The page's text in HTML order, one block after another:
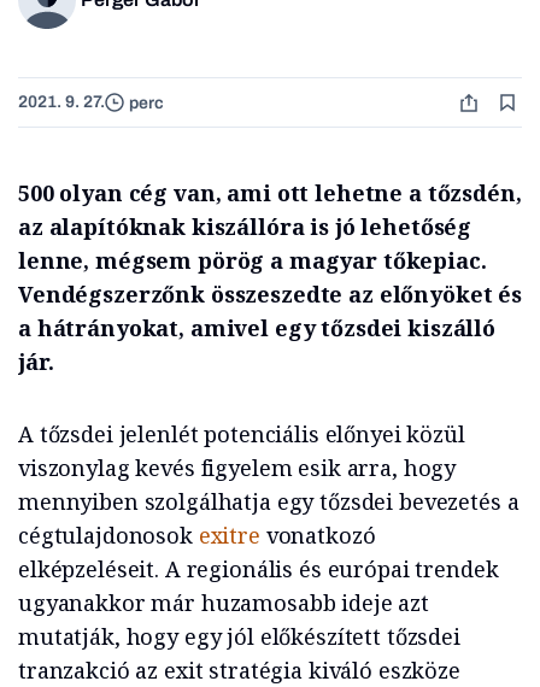
2021. 9. 27. perc
500 olyan cég van, ami ott lehetne a tőzsdén,
az alapítóknak kiszállóra is jó lehetőség
lenne, mégsem pörög a magyar tőkepiac.
Vendégszerzőnk összeszedte az előnyöket és
a hátrányokat, amivel egy tőzsdei kiszálló
jár.
A tőzsdei jelenlét potenciális előnyei közül
viszonylag kevés figyelem esik arra, hogy
mennyiben szolgálhatja egy tőzsdei bevezetés a
cégtulajdonosok exitre vonatkozó
elképzeléseit. A regionális és európai trendek
ugyanakkor már huzamosabb ideje azt
mutatják, hogy egy jól előkészített tőzsdei
tranzakció az exit stratégia kiváló eszköze